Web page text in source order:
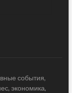
события,
экономика,